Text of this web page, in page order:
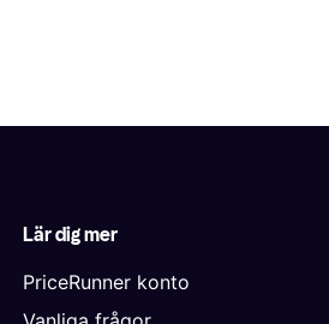
Lär dig mer
PriceRunner konto